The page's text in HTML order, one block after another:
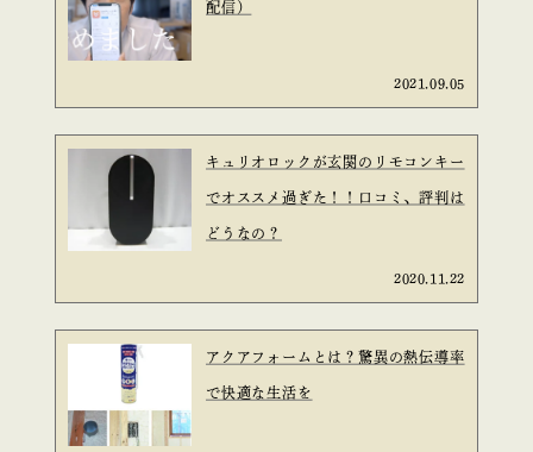
配信）
2021.09.05
キュリオロックが玄関のリモコンキー
でオススメ過ぎた！！口コミ、評判は
どうなの？
2020.11.22
アクアフォームとは？驚異の熱伝導率
で快適な生活を